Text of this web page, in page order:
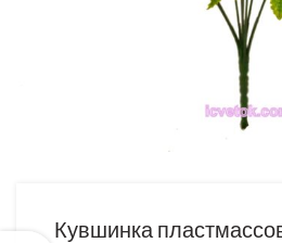
Кувшинка